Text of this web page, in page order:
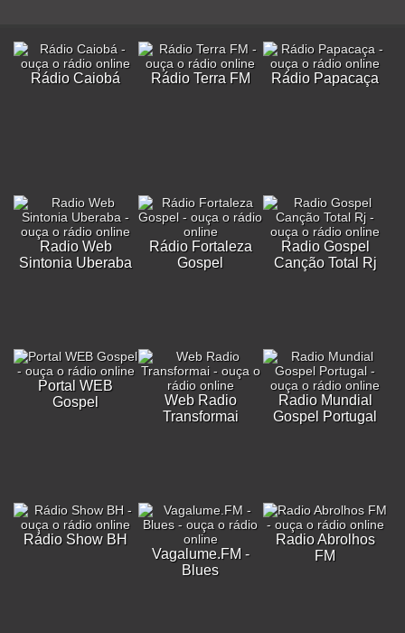
Rádio Caiobá Rádio Terra FM Rádio Papacaça
Radio Web
Sintonia Uberaba
Rádio Fortaleza
Gospel
Radio Gospel
Canção Total Rj
Portal WEB
Gospel
Web Radio
Transformai
Radio Mundial
Gospel Portugal
Rádio Show BH
Vagalume.FM -
Blues
Radio Abrolhos
FM